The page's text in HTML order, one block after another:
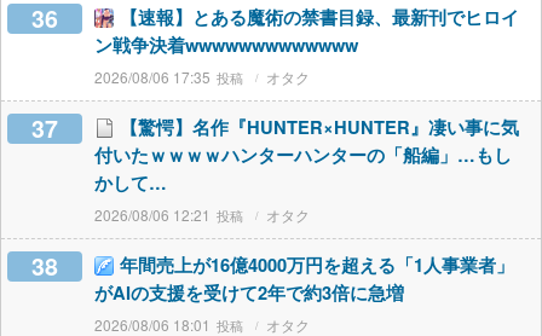
36
【速報】とある魔術の禁書目録、最新刊でヒロイ
ン戦争決着wwwwwwwwwwwww
2026/08/06 17:35 オタク
37
【驚愕】名作『HUNTER×HUNTER』凄い事に気
付いたｗｗｗｗハンターハンターの「船編」…もし
かして…
2026/08/06 12:21 オタク
38
年間売上が16億4000万円を超える「1人事業者」
がAIの支援を受けて2年で約3倍に急増
2026/08/06 18:01 オタク